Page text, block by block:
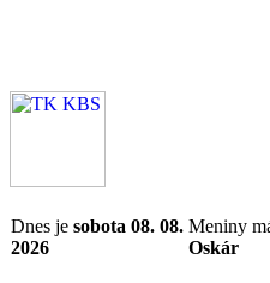
Dnes je sobota 08. 08.
2026
Meniny
Oskár